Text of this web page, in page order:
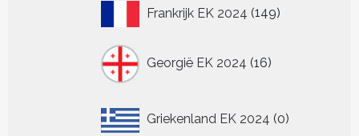
Frankrijk EK 2024 149149
Georgië EK 2024 16
producten
Griekenland EK 2024 0
producten